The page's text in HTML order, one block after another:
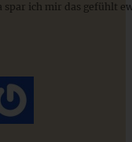
ich mir das gefühlt